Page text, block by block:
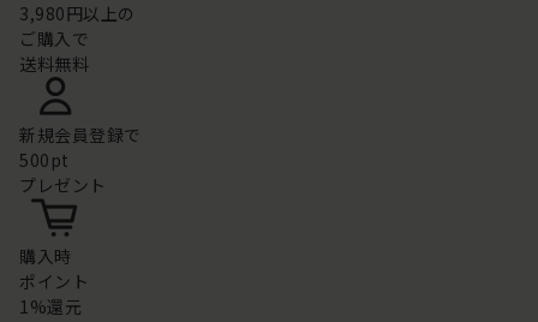
3,980円以上の
ご購入で
送料無料
新規会員登録で
500pt
プレゼント
購入時
ポイント
1%還元